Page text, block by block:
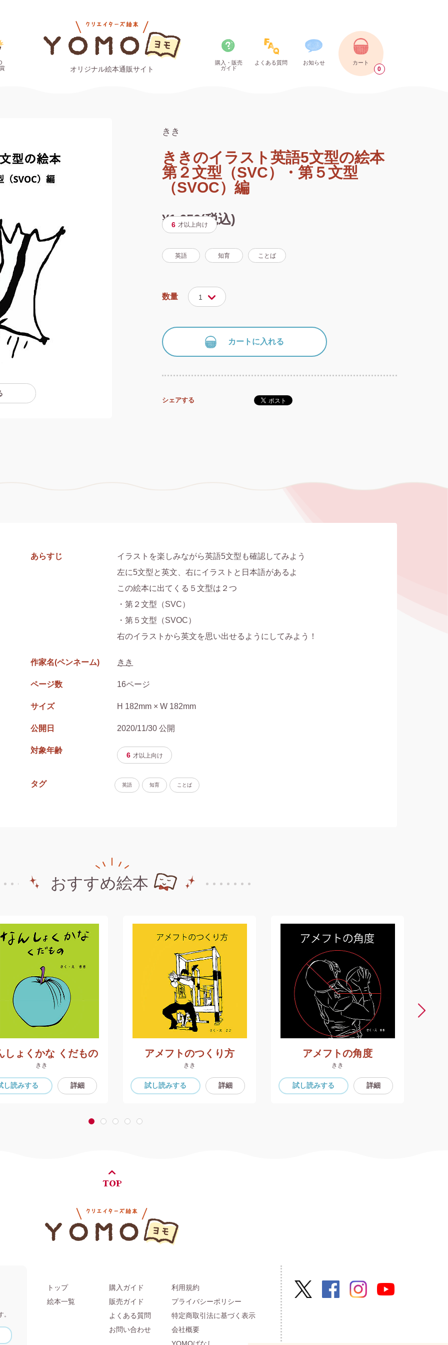
オリジナル絵本通販サイト
購入・販売
ガイド
よくある質問 お知らせ カート
0
きき
ききのイラスト英語5文型の絵本
第２文型（SVC）・第５文型
（SVOC）編
¥1,650(税込)
6 才以上向け
英語 知育 ことば
数量 1
カートに入れる
シェアする
あらすじ
イラストを楽しみながら英語5文型も確認してみよう
左に5文型と英文、右にイラストと日本語があるよ
この絵本に出てくる５文型は２つ
・第２文型（SVC）
・第５文型（SVOC）
右のイラストから英文を思い出せるようにしてみよう！
作家名(ペンネーム) きき
ページ数 16ページ
サイズ H 182mm × W 182mm
公開日 2020/11/30 公開
対象年齢
6 才以上向け
タグ 英語 知育 ことば
おすすめ絵本
しょくかな くだもの
きき
し読みする 詳細
アメフトのつくり方
きき
試し読みする 詳細
アメフトの角度
きき
試し読みする 詳細
1 2 3 4 5
TOP
トップ
絵本一覧
購入ガイド
販売ガイド
よくある質問
お問い合わせ
利用規約
プライバシーポリシー
特定商取引法に基づく表示
会社概要